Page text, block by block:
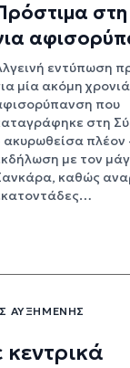
εντύπωση
μία ακόμη
που
στη
ακυρωθείσα πλέον
με τον
καθώς
ΑΥΞΗΜΈΝΗΣ